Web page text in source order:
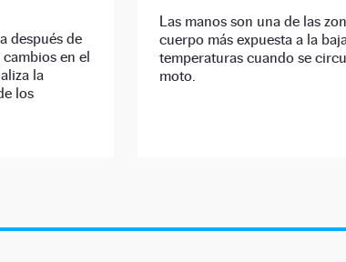
después de
en el
la
los
Las manos son una de las
cuerpo más expuesta a la
temperaturas cuando se
moto.